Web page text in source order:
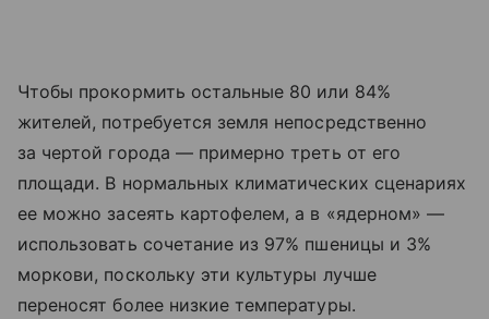
Чтобы прокормить остальные 80 или 84%
жителей, потребуется земля непосредственно
за чертой города — примерно треть от его
площади. В нормальных климатических сценариях
ее можно засеять картофелем, а в «ядерном» —
использовать сочетание из 97% пшеницы и 3%
моркови, поскольку эти культуры лучше
переносят более низкие температуры.